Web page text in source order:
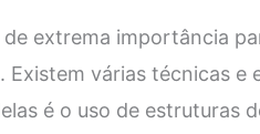
extrema importância
várias técnicas e
é o uso de estruturas